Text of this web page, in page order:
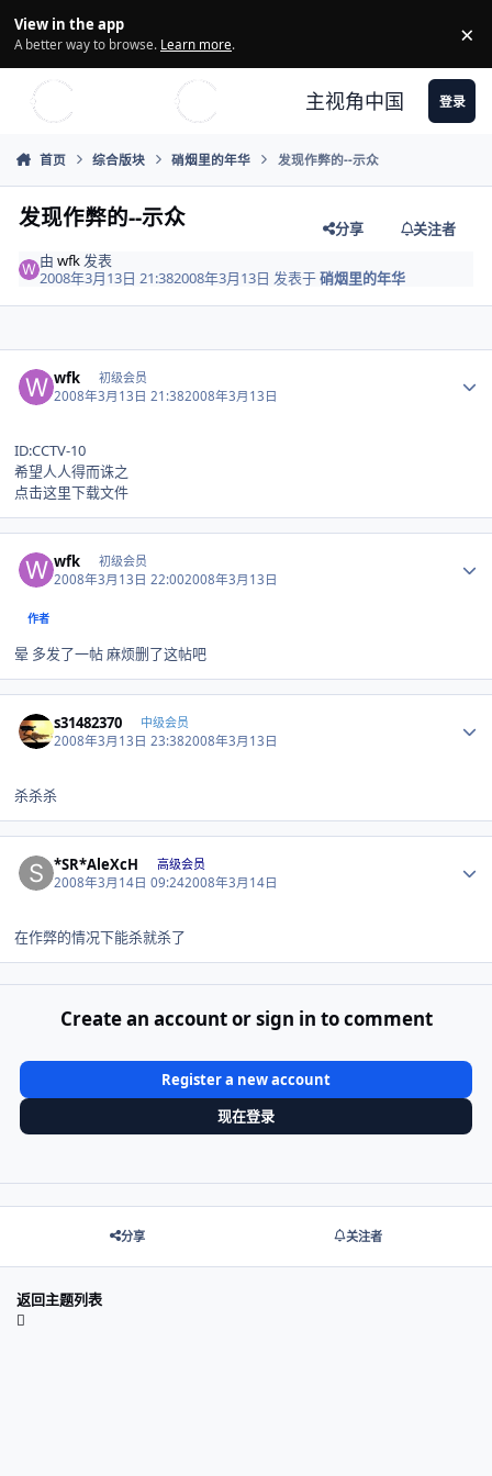
View in the app
A better way to browse. Learn more. ×
主视角中国 登录
首页 综合版块 硝烟里的年华 发现作弊的--示众
发现作弊的--示众 分享
关注者
由wfk 发表
2008年3月13日 21:382008年3月13日 发表于硝烟里的年华
wfk 初级会员
2008年3月13日 21:382008年3月13日
ID:CCTV-10
希望人人得而诛之
点击这里下载文件
wfk 初级会员
2008年3月13日 22:002008年3月13日
作者
晕 多发了一帖 麻烦删了这帖吧
s31482370 中级会员
2008年3月13日 23:382008年3月13日
杀杀杀
*SR*AleXcH 高级会员
2008年3月14日 09:242008年3月14日
在作弊的情况下能杀就杀了
Create an account or sign in to comment
Register a new account
现在登录
分享 关注者
返回主题列表